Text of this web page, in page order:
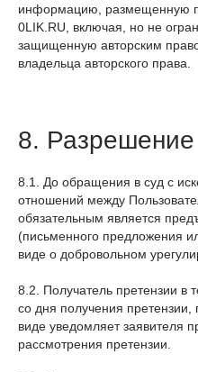
информацию, размещенную
0LIK.RU, включая, но не
защищенную авторским
владельца авторского права.
8. Разрешение
8.1. До обращения в суд с
отношений между
обязательным является
(письменного предложения
виде о добровольном
8.2. Получатель претензии в
со дня получения
виде уведомляет заявителя
рассмотрения претензии.